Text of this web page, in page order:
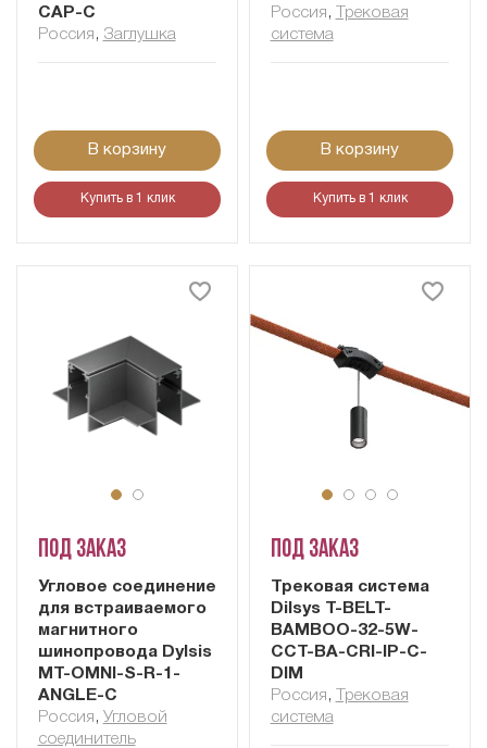
CAP-C
Россия , Заглушка
В корзину
Купить в 1 клик
Россия ,
Трековая
система
В корзину
Купить в 1 клик
Под заказ
Угловое соединение
для встраиваемого
магнитного
шинопровода Dylsis
MT-OMNI-S-R-1-
ANGLE-C
Россия , Угловой
соединитель
Под заказ
Трековая система
Dilsys T-BELT-
BAMBOO-32-5W-
CCT-BA-CRI-IP-C-
DIM
Россия ,
Трековая
система